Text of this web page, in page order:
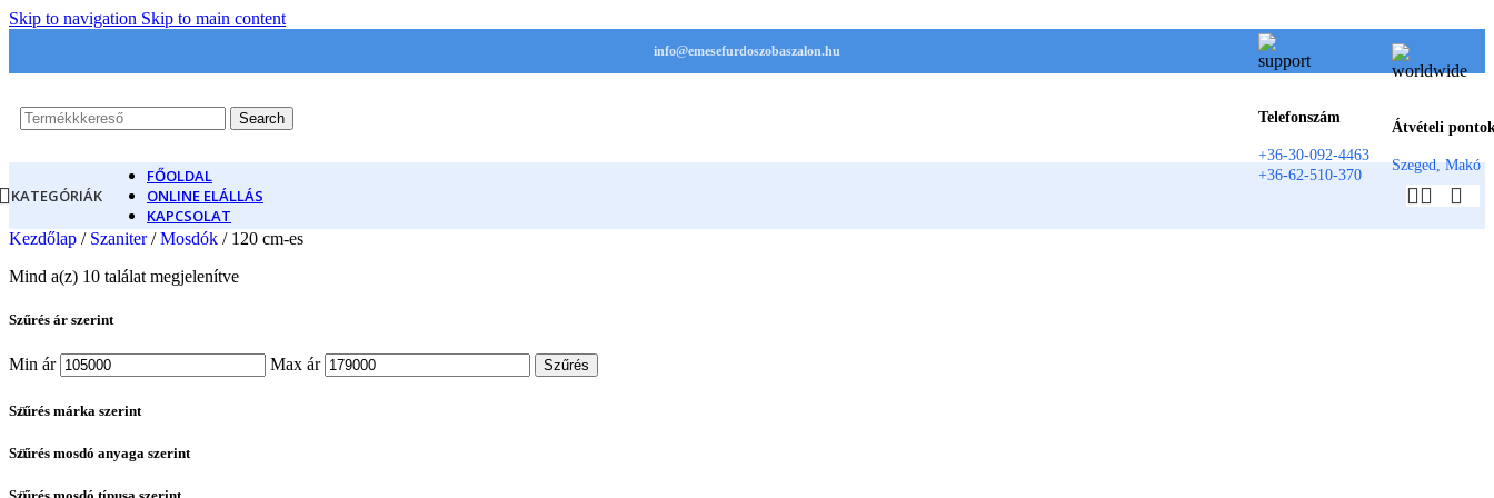
Skip to navigation Skip to main content
info@emesefurdoszobaszalon.hu
Search Telefonszám
+36-30-092-4463
+36-62-510-370
Átvételi
Szeged, Makó
KATEGÓRIÁK
FŐOLDAL
ONLINE ELÁLLÁS
KAPCSOLAT
Kezdőlap / Szaniter/ Mosdók / 120 cm-es
Mind a(z) 10 találat megjelenítve
Szűrés ár szerint
Min ár Max ár Szűrés
Szűrés márka szerint
Szűrés mosdó anyaga szerint